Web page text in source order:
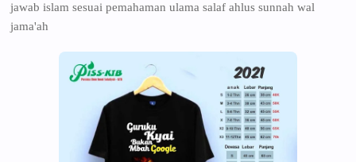
jawab islam sesuai pemahaman ulama salaf ahlus sunnah wal
jama'ah